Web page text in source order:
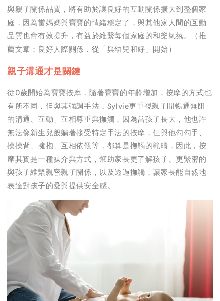
與親子關係品質，將有助於讓良好的互動關係擴大到整個家
庭，因為當媽媽與寶寶的情緒穩定了，與其他家人間的互動
品質也會有效提升，有益於維繫每個家庭的和樂氣氛。（推
薦文章：良好人際關係．從「與幼兒和好」開始）
親子溝通才是關鍵
從0歲開始為寶寶按摩，隨著寶寶的年齡增加，按摩的方式也
有所不同，但與其強調手法，Sylvie更重視親子間暢通無阻
的溝通、互動、互相尊重與撫觸，因為當孩子長大，他也許
無法像新生兒般躺著接受特定手法的按摩，但與他勾勾手、
摸摸背、擁抱、互相依偎等，都算是撫觸的範疇，因此，按
摩其實是一種媒介與方式，幫助家長更了解孩子、更緊密的
與孩子維繫親密親子關係，以及透過撫觸，讓家長能自然地
表達對孩子的愛與提供安全感。